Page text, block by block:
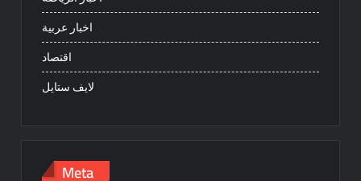
اخبار عربية
اقتصاد
لايف ستايل
Meta